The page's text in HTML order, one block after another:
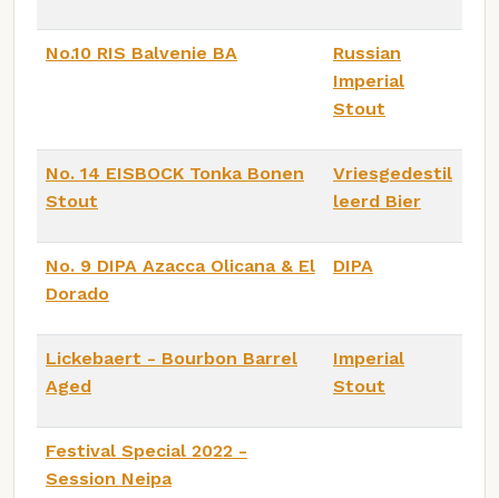
No.10 RIS Balvenie BA
Russian
Imperial
Stout
No. 14 EISBOCK Tonka Bonen
Stout
Vriesgedestil
leerd Bier
No. 9 DIPA Azacca Olicana & El
Dorado
DIPA
Lickebaert - Bourbon Barrel
Aged
Imperial
Stout
Festival Special 2022 -
Session Neipa